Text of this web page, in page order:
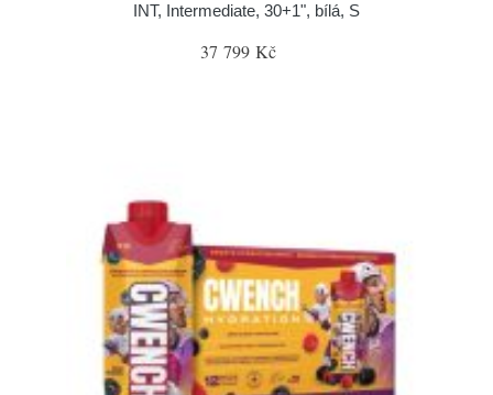
INT, Intermediate, 30+1", bílá, S
37 799 Kč